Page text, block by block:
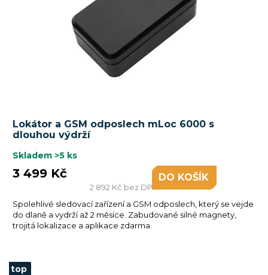
Lokátor a GSM odposlech mLoc 6000 s
dlouhou výdrží
Skladem >5 ks
2 892 Kč bez DPH
3 499 Kč DO KOŠÍKU
Spolehlivé sledovací zařízení a GSM odposlech, který se vejde
do dlaně a vydrží až 2 měsíce. Zabudované silné magnety,
trojitá lokalizace a aplikace zdarma.
top